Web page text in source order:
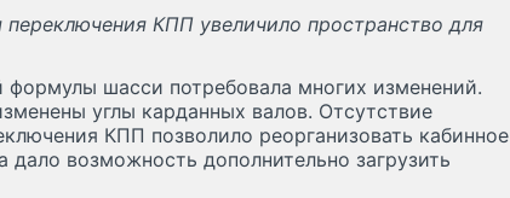
КПП увеличило пространство для
формулы шасси потребовала многих изменений.
углы карданных валов. Отсутствие
КПП позволило реорганизовать кабинное
дало возможность дополнительно загрузить